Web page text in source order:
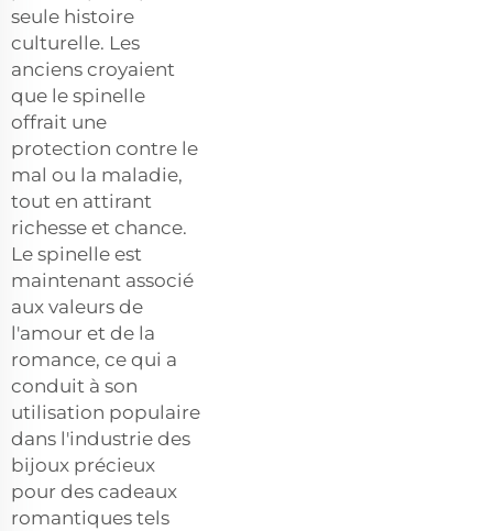
seule histoire
culturelle. Les
anciens croyaient
que le spinelle
offrait une
protection contre le
mal ou la maladie,
tout en attirant
richesse et chance.
Le spinelle est
maintenant associé
aux valeurs de
l'amour et de la
romance, ce qui a
conduit à son
utilisation populaire
dans l'industrie des
bijoux précieux
pour des cadeaux
romantiques tels